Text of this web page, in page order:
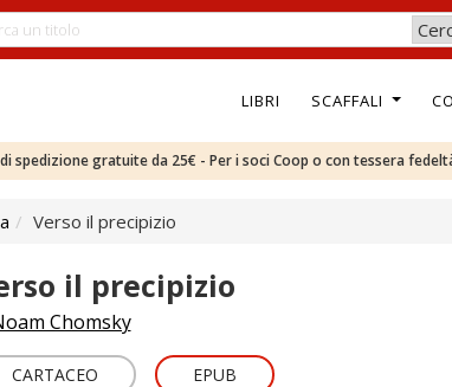
LIBRI SCAFFALI
spedizione gratuite da 25€ - Per i soci Coop o con tessera
Verso il precipizio
il precipizio
Chomsky
CARTACEO EPUB